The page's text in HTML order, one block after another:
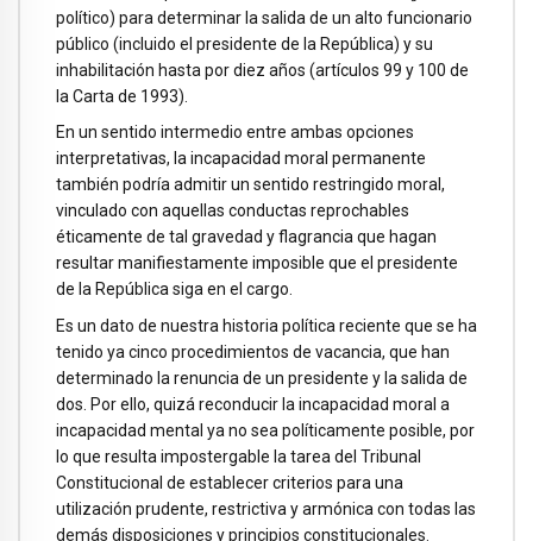
político) para determinar la salida de un alto funcionario
público (incluido el presidente de la República) y su
inhabilitación hasta por diez años (artículos 99 y 100 de
la Carta de 1993).
En un sentido intermedio entre ambas opciones
interpretativas, la incapacidad moral permanente
también podría admitir un sentido restringido moral,
vinculado con aquellas conductas reprochables
éticamente de tal gravedad y flagrancia que hagan
resultar manifiestamente imposible que el presidente
de la República siga en el cargo.
Es un dato de nuestra historia política reciente que se ha
tenido ya cinco procedimientos de vacancia, que han
determinado la renuncia de un presidente y la salida de
dos. Por ello, quizá reconducir la incapacidad moral a
incapacidad mental ya no sea políticamente posible, por
lo que resulta impostergable la tarea del Tribunal
Constitucional de establecer criterios para una
utilización prudente, restrictiva y armónica con todas las
demás disposiciones y principios constitucionales.